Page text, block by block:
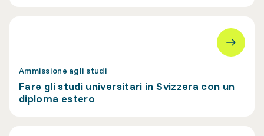
Ammissione agli studi
Fare gli studi universitari in Svizzera con un
diploma estero